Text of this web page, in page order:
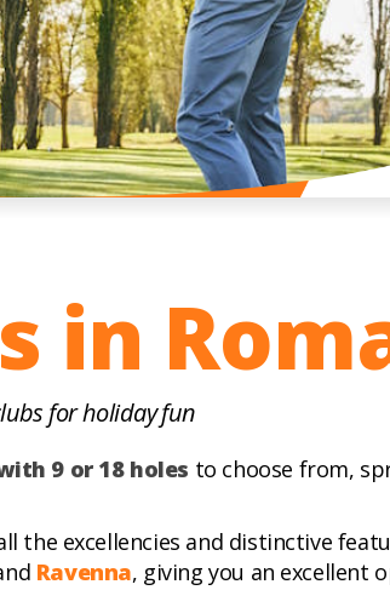
in
for holiday fun
9 or 18 holes to choose from,
the excellencies and distinctive
Ravenna, giving you an excellent